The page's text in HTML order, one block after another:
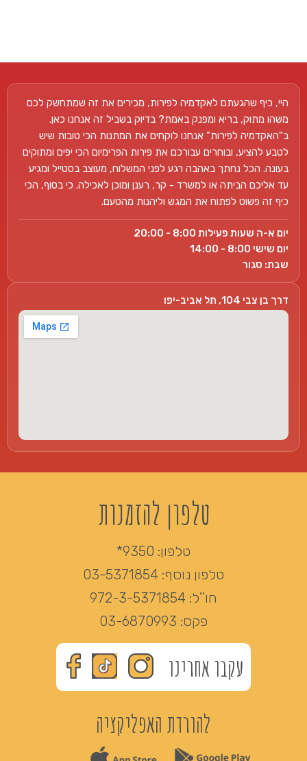
היי, כיף שהגעתם לאקדמיה לפירות, מכירים את זה שמתחשק לכם
משהו מתוק, בריא ומפנק באמת? בדיוק בשביל זה אנחנו כאן.
ב"האקדמיה לפירות" אנחנו לוקחים את המתנות הכי טובות שיש
לטבע להציע, ובוחרים עבורכם את פירות הפרימיום הכי יפים ומתוקים
בעונה. הכל נחתך באהבה רגע לפני המשלוח, מעוצב בסטייל ומגיע
עד אליכם הביתה או למשרד - קר, רענן ומוכן לאכילה. כי בסוף, הכי
כיף זה פשוט לפתוח את המגש וליהנות מהטעם.
יום א-ה שעות פעילות 8:00 - 20:00
יום שישי 8:00 - 14:00
שבת: סגור
דרך בן צבי 104, תל אביב-יפו
טלפון להזמנות
טלפון: 9350*
טלפון נוסף: 03-5371854
חו''ל: 972-3-5371854
פקס: 03-6870993
עקבו אחרינו
להורדת האפליקציה